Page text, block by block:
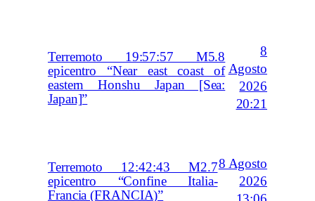
Terremoto 19:57:57 M5.8
epicentro “Near east coast of
eastern Honshu Japan [Sea:
Japan]”
8
Agosto
2026
20:21
Terremoto 12:42:43 M2.7
epicentro “Confine Italia-
Francia (FRANCIA)”
8 Agosto
2026